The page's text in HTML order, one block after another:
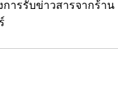
การรับข่าวสารจากร้าน